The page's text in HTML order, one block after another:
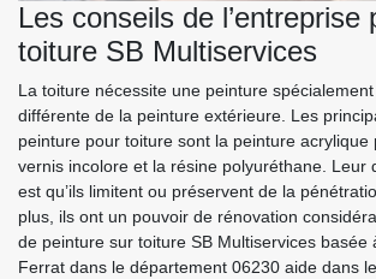
Les conseils de l’entreprise
toiture SB Multiservices
La toiture nécessite une peinture
différente de la peinture extérieure. Les
peinture pour toiture sont la peinture acrylique
vernis incolore et la résine polyuréthane. Leur
est qu’ils limitent ou préservent de la
plus, ils ont un pouvoir de rénovation
de peinture sur toiture SB Multiservices basée
Ferrat dans le département 06230 aide dans